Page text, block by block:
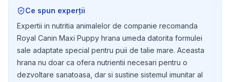
tau prieten.
Ce spun experții
Expertii in nutritia animalelor de companie recomanda
Royal Canin Maxi Puppy hrana umeda datorita formulei
sale adaptate special pentru puii de talie mare. Aceasta
hrana nu doar ca ofera nutrientii necesari pentru o
dezvoltare sanatoasa, dar si sustine sistemul imunitar al